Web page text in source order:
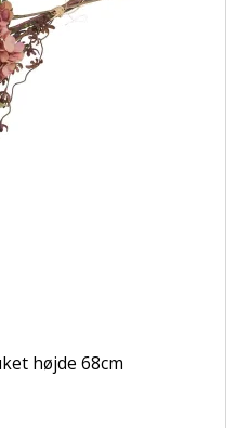
højde 68cm